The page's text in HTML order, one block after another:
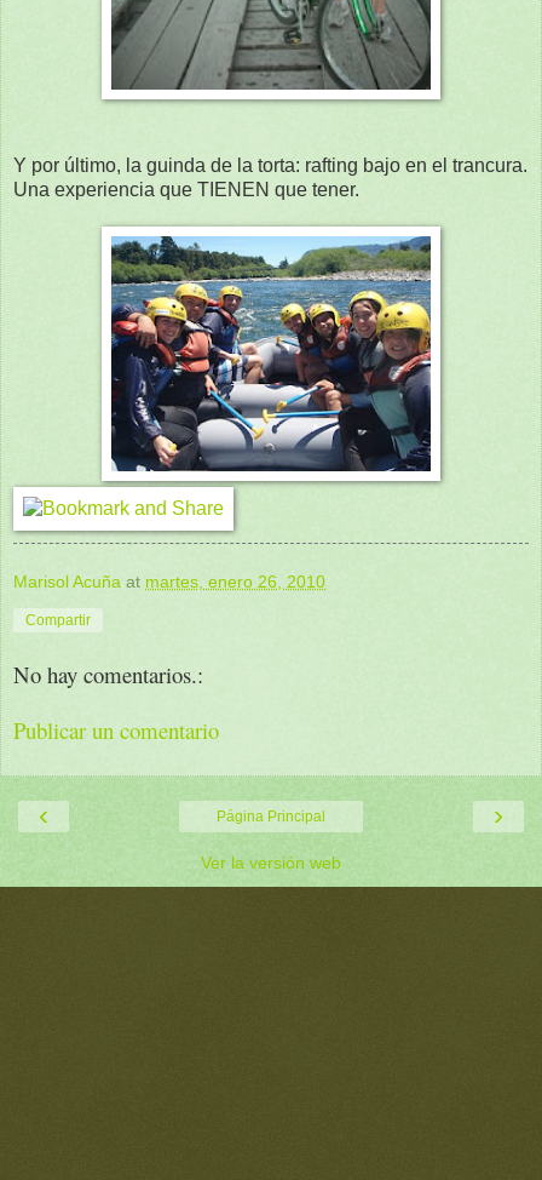
Y por último, la guinda de la torta: rafting bajo en el trancura.
Una experiencia que TIENEN que tener.
Marisol Acuña at martes, enero 26, 2010
Compartir
No hay comentarios.:
Publicar un comentario
‹ ›
Página Principal
Ver la versión web